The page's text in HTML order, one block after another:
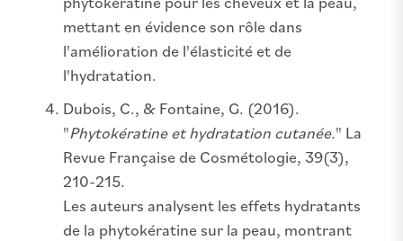
mettant en évidence son rôle dans
l'amélioration de l'élasticité et de
l'hydratation.
Dubois, C., & Fontaine, G. (2016).
"Phytokératine et hydratation cutanée." La
Revue Française de Cosmétologie, 39(3),
210-215.
Les auteurs analysent les effets hydratants
de la phytokératine sur la peau, montrant